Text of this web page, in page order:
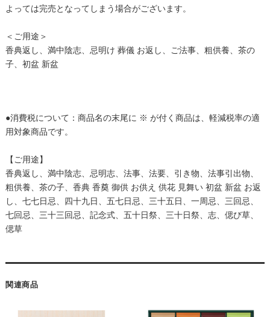
よっては完売となってしまう場合がございます。
＜ご用途＞
香典返し、満中陰志、忌明け 葬儀 お返し、ご法事、粗供養、茶の
子、初盆 新盆
●消費税について：商品名の末尾に ※ が付く商品は、軽減税率の適
用対象商品です。
【ご用途】
香典返し、満中陰志、忌明志、法事、法要、引き物、法事引出物、
粗供養、茶の子、香典 香奠 御供 お供え 供花 見舞い 初盆 新盆 お返
し、七七日忌、四十九日、五七日忌、三十五日、一周忌、三回忌、
七回忌、三十三回忌、記念式、五十日祭、三十日祭、志、偲び草、
偲草
関連商品